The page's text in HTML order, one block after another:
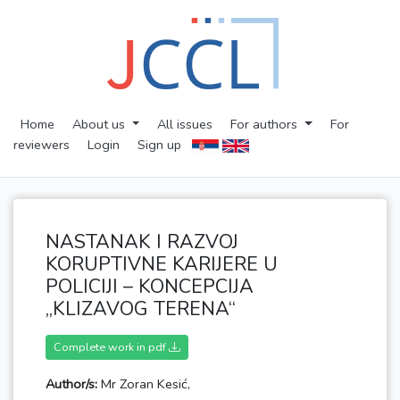
Home About us All issues For authors
For
reviewers
Login Sign up
NASTANAK I RAZVOJ
KORUPTIVNE KARIJERE U
POLICIJI – KONCEPCIJA
„KLIZAVOG TERENA“
Complete work in pdf
Author/s: Mr Zoran Kesić,